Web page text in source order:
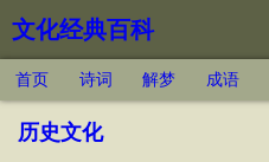
文化经典百科
首页 诗词 解梦 成语
历史文化